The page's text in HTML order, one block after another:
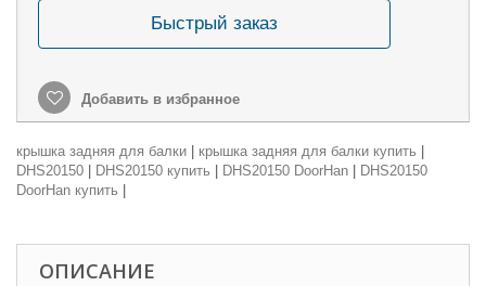
Быстрый заказ
Добавить в избранное
крышка задняя для балки крышка задняя для балки купить
DHS20150
DHS20150 купить DHS20150 DoorHan
DHS20150
DoorHan купить
ОПИСАНИЕ